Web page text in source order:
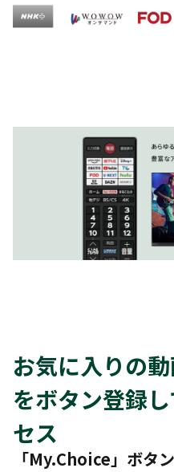
お気に入りの
をボタン登録
セス
「My.Choice」ボタン